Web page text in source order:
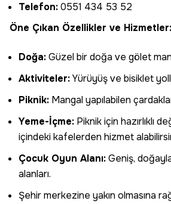
Telefon:0551 434 53 52
Öne Çıkan Özellikler ve Hizmetler:
Doğa:Güzel bir doğa ve gölet
Aktiviteler:Yürüyüş ve bisiklet
Piknik: Mangal yapılabilen
Yeme-İçme: Piknik için hazırlıklı
içindeki kafelerden hizmet
Çocuk Oyun Alanı:Geniş,
alanları.
Şehir merkezine yakın olmasına